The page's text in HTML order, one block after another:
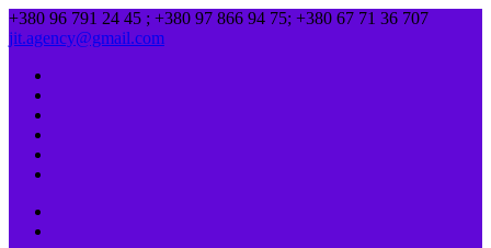
+380 96 791 24 45 ; +380 97 866 94 75; +380 67 71 36 707
jit.agency@gmail.com